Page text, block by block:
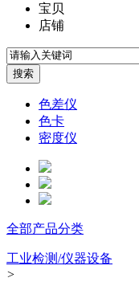
宝贝
店铺
色差仪
色卡
密度仪
全部产品分类
工业检测/仪器设备
>